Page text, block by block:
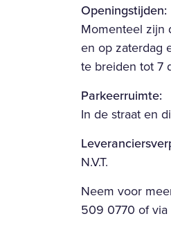
Openingstijden:
Momenteel zijn
en op zaterdag
te breiden tot 7
Parkeerruimte:
In de straat en
N.V.T.
Neem voor
509 0770 of via